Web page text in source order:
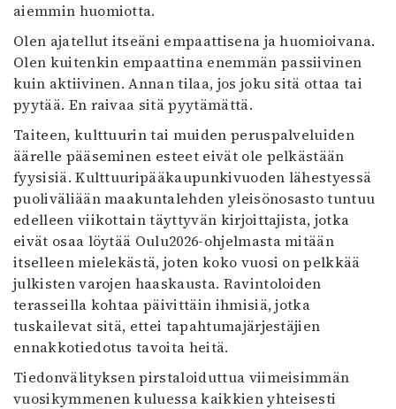
aiemmin huomiotta.
Olen ajatellut itseäni empaattisena ja huomioivana.
Olen kuitenkin empaattina enemmän passiivinen
kuin aktiivinen. Annan tilaa, jos joku sitä ottaa tai
pyytää. En raivaa sitä pyytämättä.
Taiteen, kulttuurin tai muiden peruspalveluiden
äärelle pääseminen esteet eivät ole pelkästään
fyysisiä. Kulttuuripääkaupunkivuoden lähestyessä
puoliväliään maakuntalehden yleisönosasto tuntuu
edelleen viikottain täyttyvän kirjoittajista, jotka
eivät osaa löytää Oulu2026-ohjelmasta mitään
itselleen mielekästä, joten koko vuosi on pelkkää
julkisten varojen haaskausta. Ravintoloiden
terasseilla kohtaa päivittäin ihmisiä, jotka
tuskailevat sitä, ettei tapahtumajärjestäjien
ennakkotiedotus tavoita heitä.
Tiedonvälityksen pirstaloiduttua viimeisimmän
vuosikymmenen kuluessa kaikkien yhteisesti